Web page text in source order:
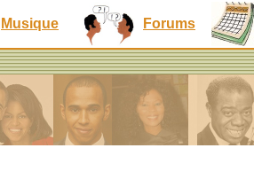
Musique Forums